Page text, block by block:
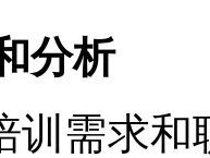
分析
训需求